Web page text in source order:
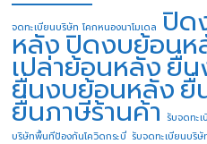
จดทะเบียนบริษัท โคกหนองนาโมเดล ปิด
หลังปิดงบย้อนห
เปล่าย้อนหลังยื่น
ยื่นงบย้อนหลังยื่
ยื่นภาษีร้านค้า รับจดทะ
บริษัทพื้นทีป้องกันโควิดกระบี่ รับจดทะเบียนบริ